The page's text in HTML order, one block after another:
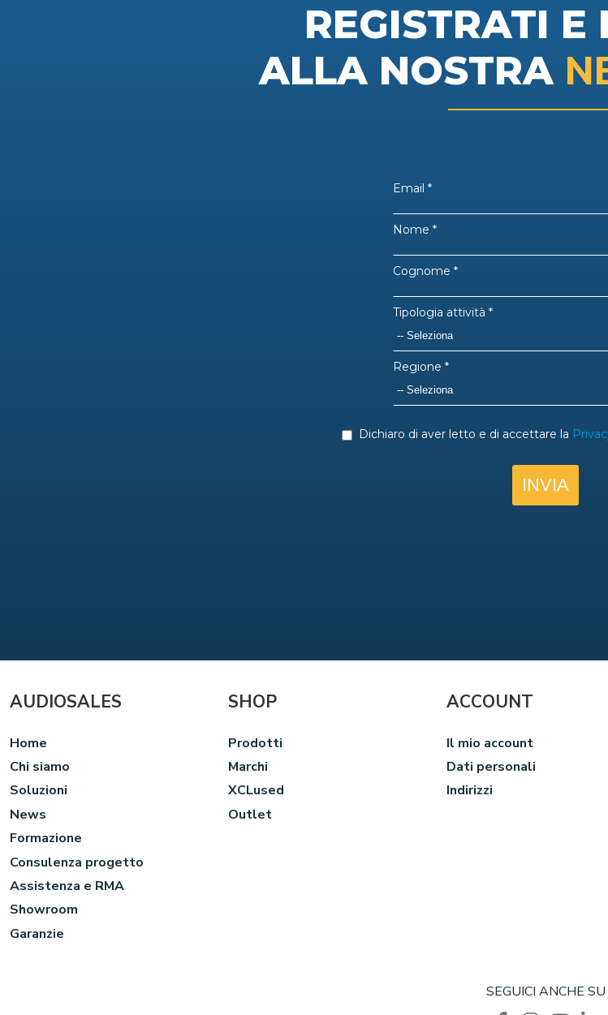
REGISTRATI E
ALLA NOSTRA
AUDIOSALES
Home
Chi siamo
Soluzioni
News
Formazione
Consulenza progetto
Assistenza e RMA
Showroom
Garanzie
SHOP
Prodotti
Marchi
XCLused
Outlet
ACCOUNT
Il mio account
Dati personali
Indirizzi
SEGUICI ANCHE SU